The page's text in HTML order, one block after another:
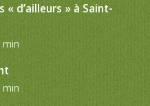
« d’ailleurs » à Saint-
min
min